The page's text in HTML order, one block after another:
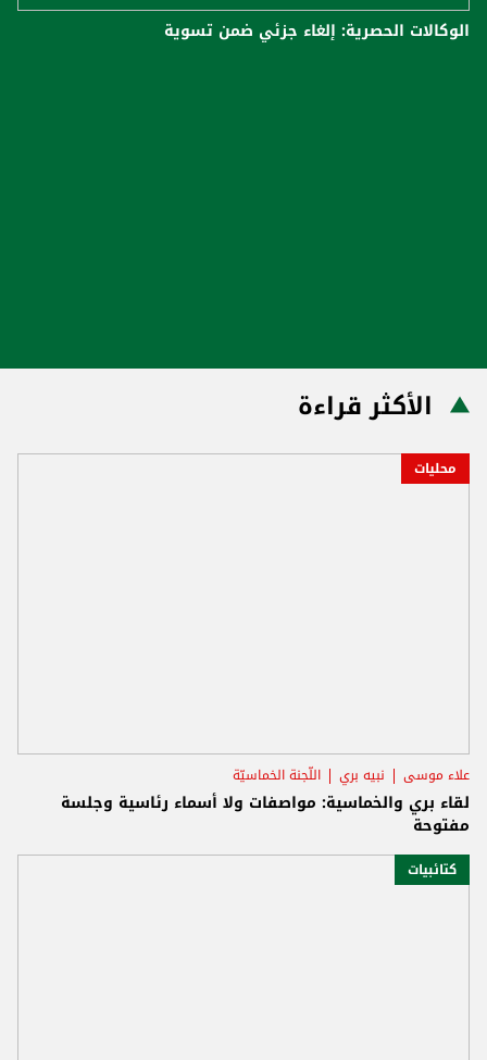
الوكالات الحصرية: إلغاء جزئي ضمن تسوية
الأكثر قراءة
محليات
علاء موسى نبيه بري اللّجنة الخماسيّة
لقاء بري والخماسية: مواصفات ولا أسماء رئاسية وجلسة
مفتوحة
كتائبيات